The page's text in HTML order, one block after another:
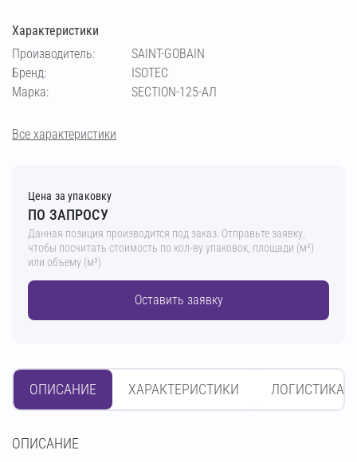
Характеристики
Производитель:
SAINT-GOBAIN
Бренд:
ISOTEC
Марка:
SECTION-125-АЛ
Все характеристики
Цена за упаковку
ПО ЗАПРОСУ
Данная позиция производится под заказ. Отправьте заявку,
чтобы посчитать стоимость по кол-ву упаковок, площади (м²)
или объему (м³)
Оставить заявку
ОПИСАНИЕ ХАРАКТЕРИСТИКИ ЛОГИСТИКА
OПИСАНИЕ